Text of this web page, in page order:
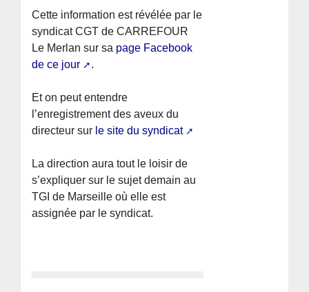
Cette information est révélée par le
syndicat CGT de CARREFOUR
Le Merlan sur sa page Facebook
de ce jour
.
Et on peut entendre
l’enregistrement des aveux du
directeur sur le site du syndicat
La direction aura tout le loisir de
s’expliquer sur le sujet demain au
TGI de Marseille où elle est
assignée par le syndicat.